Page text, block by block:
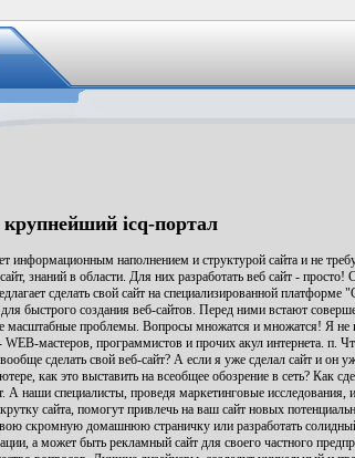
icq-портал
информационным наполнением и структурой сайта и не
знаний в области. Для них разработать веб сайт - просто!
сделать свой сайт на специализированной платформе
быстрого создания веб-сайтов. Перед ними встают
масштабные проблемы. Вопросы множатся и множатся! Я
WEB-мастеров, программистов и прочих акул интернета. п.
сделать свой веб-сайт? А если я уже сделал сайт и он
как это выставить на всеобщее обозрение в сеть? Как
А наши специалисты, проведя маркетинговые исследования,
сайта, помогут привлечь на ваш сайт новых
скромную домашнюю страничку или разработать
а может быть рекламный сайт для своего частного